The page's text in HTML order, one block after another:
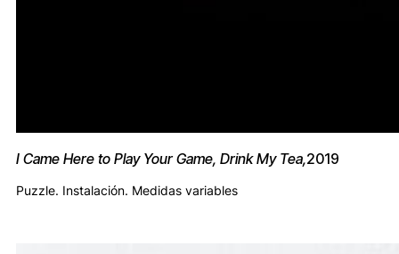
I Came Here to Play Your Game, Drink My Tea,2019
Puzzle. Instalación. Medidas variables